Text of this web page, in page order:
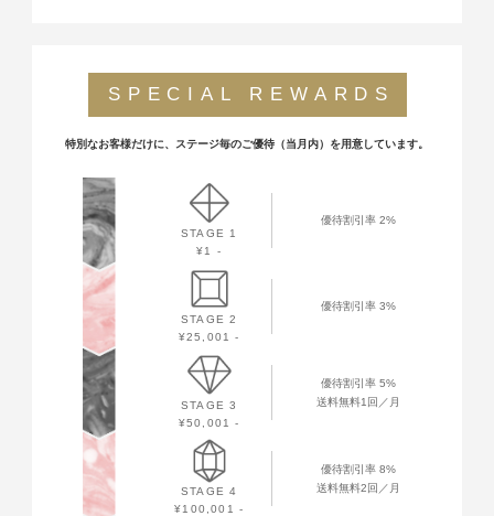
SPECIAL REWARDS
特別なお客様だけに、ステージ毎のご優待（当月内）を用意しています。
STAGE 1
¥1 -
優待割引率 2%
STAGE 2
¥25,001 -
優待割引率 3%
STAGE 3
¥50,001 -
優待割引率 5%
送料無料1回／月
STAGE 4
¥100,001 -
優待割引率 8%
送料無料2回／月